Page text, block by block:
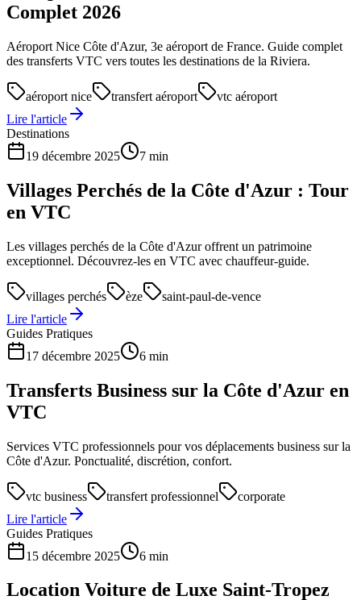
Complet 2026
Aéroport Nice Côte d'Azur, 3e aéroport de France. Guide complet
des transferts VTC vers toutes les destinations de la Riviera.
aéroport nice transfert aéroport
vtc aéroport
Lire l'article
Destinations
19 décembre 2025
7 min
Villages Perchés de la Côte d'Azur : Tour
en VTC
Les villages perchés de la Côte d'Azur offrent un patrimoine
exceptionnel. Découvrez-les en VTC avec chauffeur-guide.
villages perchés èze
saint-paul-de-vence
Lire l'article
Guides Pratiques
17 décembre 2025
6 min
Transferts Business sur la Côte d'Azur en
VTC
Services VTC professionnels pour vos déplacements business sur la
Côte d'Azur. Ponctualité, discrétion, confort.
vtc business transfert professionnel
corporate
Lire l'article
Guides Pratiques
15 décembre 2025
6 min
Location Voiture de Luxe Saint-Tropez